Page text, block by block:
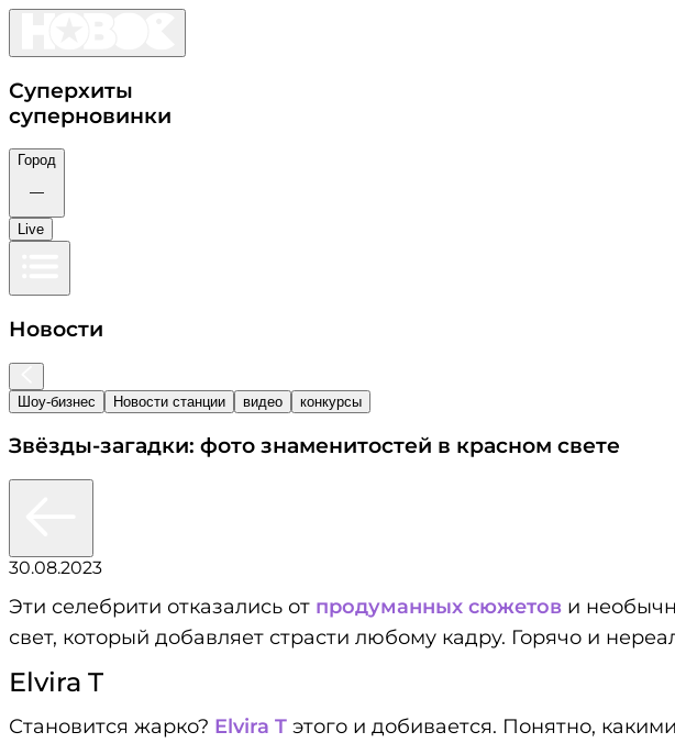
Суперхиты
суперновинки
Город
—
Live
Новости
Шоу-бизнес Новости станции видео конкурсы
Звёзды-загадки: фото знаменитостей в красном свете
30.08.2023
Эти селебрити отказались от продуманных сюжетов и
свет, который добавляет страсти любому кадру. Горячо и
Elvira T
Становится жарко? Elvira T этого и добивается. Понятно,